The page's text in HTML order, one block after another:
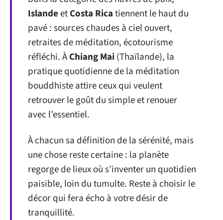
IslandeetCosta Ricatiennent le haut du
pavé : sources chaudes à ciel ouvert,
retraites de méditation, écotourisme
réfléchi. ÀChiang Mai(Thaïlande), la
pratique quotidienne de la méditation
bouddhiste attire ceux qui veulent
retrouver le goût du simple et renouer
avec l’essentiel.
À chacun sa définition de la sérénité, mais
une chose reste certaine : la planète
regorge de lieux où s’inventer un quotidien
paisible, loin du tumulte. Reste à choisir le
décor qui fera écho à votre désir de
tranquillité.